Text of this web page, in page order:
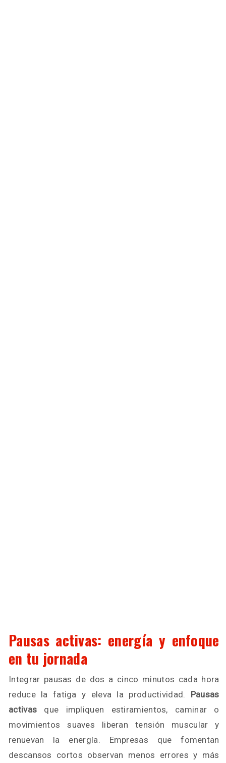
Pausas activas: energía y enfoque
en tu jornada
Integrar pausas de dos a cinco minutos cada hora
reduce la fatiga y eleva la productividad. Pausas
activas que impliquen estiramientos, caminar o
movimientos suaves liberan tensión muscular y
renuevan la energía. Empresas que fomentan
descansos cortos observan menos errores y más